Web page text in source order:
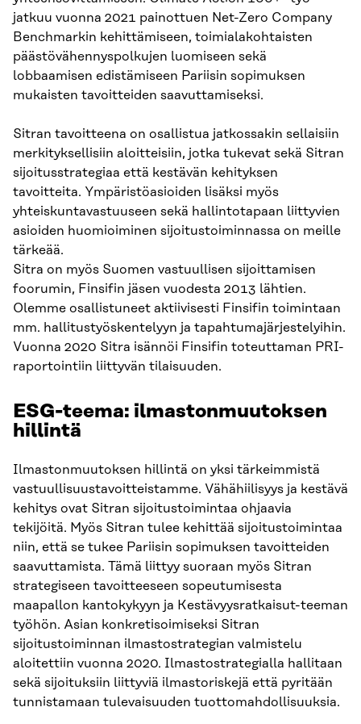
jatkuu vuonna 2021 painottuen Net-Zero Company
Benchmarkin kehittämiseen, toimialakohtaisten
päästövähennyspolkujen luomiseen sekä
lobbaamisen edistämiseen Pariisin sopimuksen
mukaisten tavoitteiden saavuttamiseksi.
Sitran tavoitteena on osallistua jatkossakin sellaisiin
merkityksellisiin aloitteisiin, jotka tukevat sekä Sitran
sijoitusstrategiaa että kestävän kehityksen
tavoitteita. Ympäristöasioiden lisäksi myös
yhteiskuntavastuuseen sekä hallintotapaan liittyvien
asioiden huomioiminen sijoitustoiminnassa on meille
tärkeää.
Sitra on myös Suomen vastuullisen sijoittamisen
foorumin, Finsifin jäsen vuodesta 2013 lähtien.
Olemme osallistuneet aktiivisesti Finsifin toimintaan
mm. hallitustyöskentelyyn ja tapahtumajärjestelyihin.
Vuonna 2020 Sitra isännöi Finsifin toteuttaman PRI-
raportointiin liittyvän tilaisuuden.
ESG-teema: ilmastonmuutoksen
hillintä
Ilmastonmuutoksen hillintä on yksi tärkeimmistä
vastuullisuustavoitteistamme. Vähähiilisyys ja kestävä
kehitys ovat Sitran sijoitustoimintaa ohjaavia
tekijöitä. Myös Sitran tulee kehittää sijoitustoimintaa
niin, että se tukee Pariisin sopimuksen tavoitteiden
saavuttamista. Tämä liittyy suoraan myös Sitran
strategiseen tavoitteeseen sopeutumisesta
maapallon kantokykyyn ja Kestävyysratkaisut-teeman
työhön. Asian konkretisoimiseksi Sitran
sijoitustoiminnan ilmastostrategian valmistelu
aloitettiin vuonna 2020. Ilmastostrategialla hallitaan
sekä sijoituksiin liittyviä ilmastoriskejä että pyritään
tunnistamaan tulevaisuuden tuottomahdollisuuksia.